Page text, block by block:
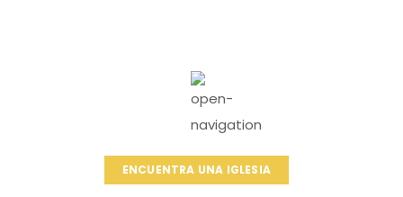
ENCUENTRA UNA IGLESIA